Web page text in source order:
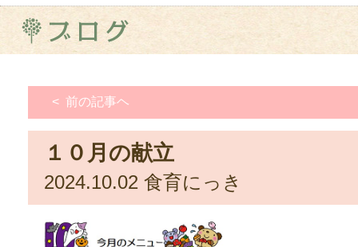
< 前の記事ヘ
１０月の献立
2024.10.02 食育にっき